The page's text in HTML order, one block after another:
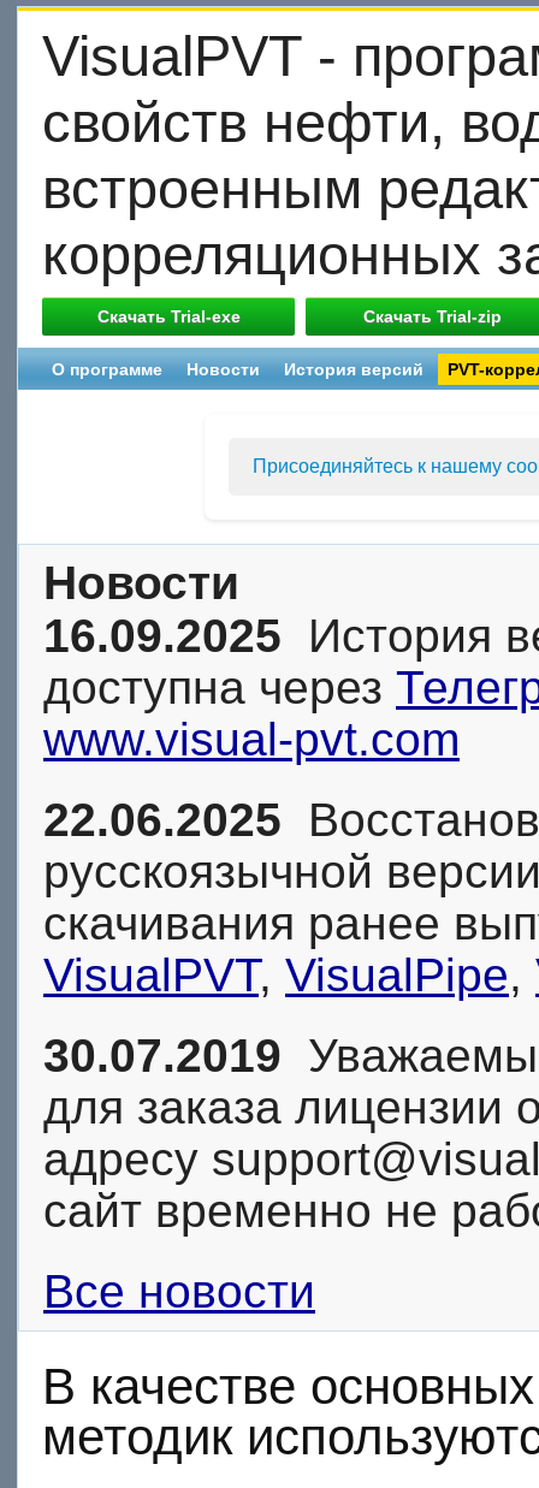
VisualPVT -
свойств нефти,
встроенным
корреляционных
О программе Новости История версий PVT-
Присоединяйтесь к нашему
Новости
16.09.2025 История
доступна через
www.visual-pvt.com
22.06.2025
русскоязычной
скачивания ранее
VisualPVT, VisualPipe,
30.07.2019
для заказа лицензии
адресу
сайт временно не
Все новости
В качестве
методик